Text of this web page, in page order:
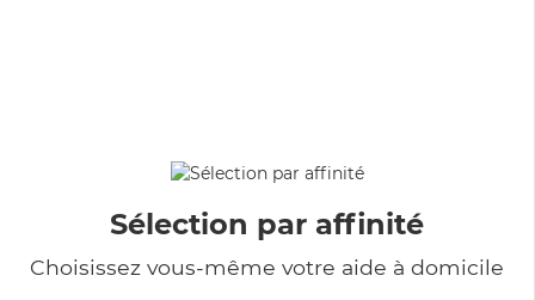
Sélection par affinité
Choisissez vous-même votre aide à domicile